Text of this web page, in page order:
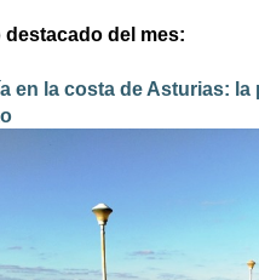
del mes:
en la costa de Asturias: la